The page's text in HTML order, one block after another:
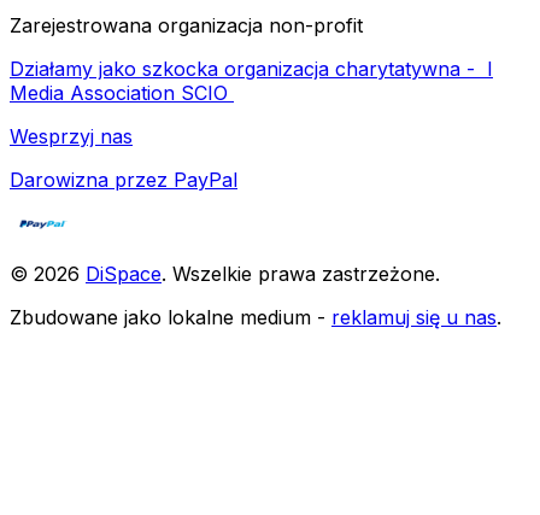
Zarejestrowana organizacja non-profit
Działamy jako szkocka organizacja charytatywna - I
Media Association SCIO
Wesprzyj nas
Darowizna przez PayPal
© 2026 DiSpace. Wszelkie prawa zastrzeżone.
Zbudowane jako lokalne medium - reklamuj się u nas.